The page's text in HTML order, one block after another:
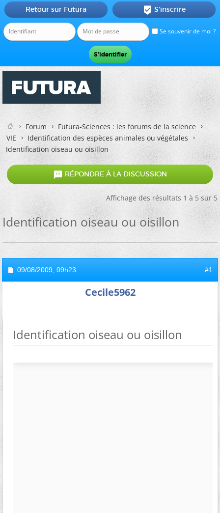
Se souvenir de moi ?
Retour sur Futura  S'inscrire
Forum
Futura-Sciences : les forums de la science
VIE
Identification des espèces animales ou végétales
Identification oiseau ou oisillon
 RÉPONDRE À LA DISCUSSION
Affichage des résultats 1 à 5 sur 5
Identification oiseau ou oisillon
09/08/2009, 09h23 #1
Cecile5962
Identification oiseau ou oisillon